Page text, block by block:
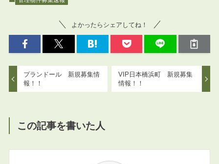
よかったらシェアしてね！
プランドール 新規募集情
報！！
VIP日本橋浜町 新規募集
情報！！
この記事を書いた人